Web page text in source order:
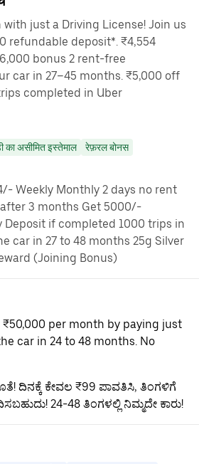
just a Driving License! Join us
refundable deposit*. ₹4,554
bonus 2 rent-free
car in 27–45 months. ₹5,000 off
completed in Uber
का असीमित इस्तेमाल
रेफ़रल बोनस
Weekly Monthly 2 days no rent
3 months Get 5000/-
Deposit if completed 1000 trips in
car in 27 to 48 months 25g Silver
(Joining Bonus)
per month by paying just
car in 24 to 48 months. No
ದಿನಕ್ಕೆ ಕೇವಲ ₹99 ಪಾವತಿಸಿ, ತಿಂಗಳಿಗೆ
24-48 ತಿಂಗಳಲ್ಲಿ ನಿಮ್ಮದೇ ಕಾರು!